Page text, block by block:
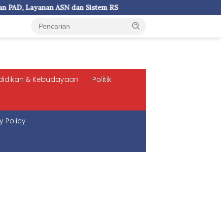
RS Prof Agus Salim: UKI Paulus Tegaskan Kampus
& Kebudayaan Politik
Policy